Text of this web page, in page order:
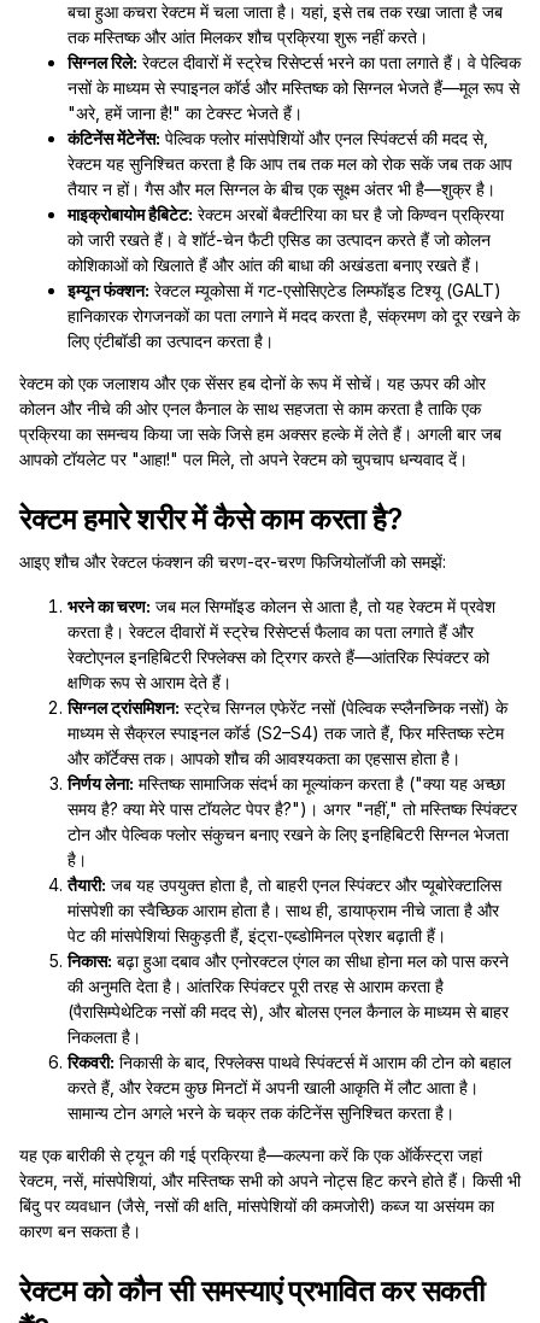
बचा हुआ कचरा रेक्टम में चला जाता है। यहां, इसे तब तक रखा जाता है जब
तक मस्तिष्क और आंत मिलकर शौच प्रक्रिया शुरू नहीं करते।
सिग्नल रिले: रेक्टल दीवारों में स्ट्रेच रिसेप्टर्स भरने का पता लगाते हैं। वे पेल्विक
नसों के माध्यम से स्पाइनल कॉर्ड और मस्तिष्क को सिग्नल भेजते हैं—मूल रूप से
"अरे, हमें जाना है!" का टेक्स्ट भेजते हैं।
कंटिनेंस मेंटेनेंस: पेल्विक फ्लोर मांसपेशियों और एनल स्पिंक्टर्स की मदद से,
रेक्टम यह सुनिश्चित करता है कि आप तब तक मल को रोक सकें जब तक आप
तैयार न हों। गैस और मल सिग्नल के बीच एक सूक्ष्म अंतर भी है—शुक्र है।
माइक्रोबायोम हैबिटेट: रेक्टम अरबों बैक्टीरिया का घर है जो किण्वन प्रक्रिया
को जारी रखते हैं। वे शॉर्ट-चेन फैटी एसिड का उत्पादन करते हैं जो कोलन
कोशिकाओं को खिलाते हैं और आंत की बाधा की अखंडता बनाए रखते हैं।
इम्यून फंक्शन: रेक्टल म्यूकोसा में गट-एसोसिएटेड लिम्फॉइड टिश्यू (GALT)
हानिकारक रोगजनकों का पता लगाने में मदद करता है, संक्रमण को दूर रखने के
लिए एंटीबॉडी का उत्पादन करता है।
रेक्टम को एक जलाशय और एक सेंसर हब दोनों के रूप में सोचें। यह ऊपर की ओर
कोलन और नीचे की ओर एनल कैनाल के साथ सहजता से काम करता है ताकि एक
प्रक्रिया का समन्वय किया जा सके जिसे हम अक्सर हल्के में लेते हैं। अगली बार जब
आपको टॉयलेट पर "आहा!" पल मिले, तो अपने रेक्टम को चुपचाप धन्यवाद दें।
रेक्टम हमारे शरीर में कैसे काम करता है?
आइए शौच और रेक्टल फंक्शन की चरण-दर-चरण फिजियोलॉजी को समझें:
भरने का चरण: जब मल सिग्मॉइड कोलन से आता है, तो यह रेक्टम में प्रवेश
करता है। रेक्टल दीवारों में स्ट्रेच रिसेप्टर्स फैलाव का पता लगाते हैं और
रेक्टोएनल इनहिबिटरी रिफ्लेक्स को ट्रिगर करते हैं—आंतरिक स्पिंक्टर को
क्षणिक रूप से आराम देते हैं।
सिग्नल ट्रांसमिशन: स्ट्रेच सिग्नल एफेरेंट नसों (पेल्विक स्प्लैनच्निक नसों) के
माध्यम से सैक्रल स्पाइनल कॉर्ड (S2–S4) तक जाते हैं, फिर मस्तिष्क स्टेम
और कॉर्टेक्स तक। आपको शौच की आवश्यकता का एहसास होता है।
निर्णय लेना: मस्तिष्क सामाजिक संदर्भ का मूल्यांकन करता है ("क्या यह अच्छा
समय है? क्या मेरे पास टॉयलेट पेपर है?")। अगर "नहीं," तो मस्तिष्क स्पिंक्टर
टोन और पेल्विक फ्लोर संकुचन बनाए रखने के लिए इनहिबिटरी सिग्नल भेजता
है।
तैयारी: जब यह उपयुक्त होता है, तो बाहरी एनल स्पिंक्टर और प्यूबोरेक्टालिस
मांसपेशी का स्वैच्छिक आराम होता है। साथ ही, डायाफ्राम नीचे जाता है और
पेट की मांसपेशियां सिकुड़ती हैं, इंट्रा-एब्डोमिनल प्रेशर बढ़ाती हैं।
निकास: बढ़ा हुआ दबाव और एनोरक्टल एंगल का सीधा होना मल को पास करने
की अनुमति देता है। आंतरिक स्पिंक्टर पूरी तरह से आराम करता है
(पैरासिम्पेथेटिक नसों की मदद से), और बोलस एनल कैनाल के माध्यम से बाहर
निकलता है।
रिकवरी: निकासी के बाद, रिफ्लेक्स पाथवे स्पिंक्टर्स में आराम की टोन को बहाल
करते हैं, और रेक्टम कुछ मिनटों में अपनी खाली आकृति में लौट आता है।
सामान्य टोन अगले भरने के चक्र तक कंटिनेंस सुनिश्चित करता है।
यह एक बारीकी से ट्यून की गई प्रक्रिया है—कल्पना करें कि एक ऑर्केस्ट्रा जहां
रेक्टम, नसें, मांसपेशियां, और मस्तिष्क सभी को अपने नोट्स हिट करने होते हैं। किसी भी
बिंदु पर व्यवधान (जैसे, नसों की क्षति, मांसपेशियों की कमजोरी) कब्ज या असंयम का
कारण बन सकता है।
रेक्टम को कौन सी समस्याएं प्रभावित कर सकती